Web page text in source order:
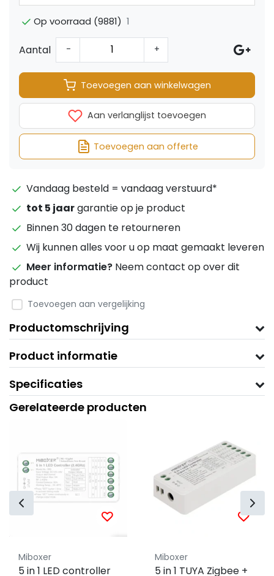
Op voorraad (9881) 1
Aantal - +
Toevoegen aan winkelwagen
Aan verlanglijst toevoegen
Toevoegen aan offerte
Vandaag besteld = vandaag verstuurd*
tot 5 jaargarantie op je product
Binnen 30 dagen te retourneren
Wij kunnen alles voor u op maat gemaakt leveren
Meer informatie? Neem contact op over dit
product
Toevoegen aan vergelijking
Productomschrijving
Product informatie
Specificaties
Gerelateerde producten
Miboxer
5 in 1 LED controller
Miboxer
5 in 1 TUYA Zigbee +